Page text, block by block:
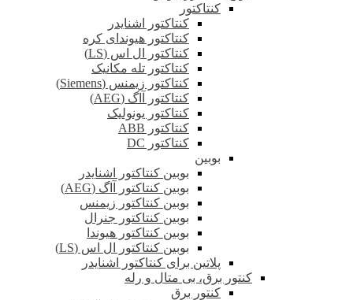
کنتاکتور
کنتاکتور اشنایدر
کنتاکتور هیوندای کره
کنتاکتور ال اس (LS)
کنتاکتور تله مکانیک
کنتاکتور زیمنس (Siemens)
کنتاکتور آاگ (AEG)
کنتاکتور یونولیک
کنتاکتور ABB
کنتاکتور DC
بوبین
بوبین کنتاکتور اشنایدر
بوبین کنتاکتور آاگ (AEG)
بوبین کنتاکتور زیمنس
بوبین کنتاکتور جنرال
بوبین کنتاکتور هیوندا
بوبین کنتاکتور ال اس (LS)
پلاتین برای کنتاکتور اشنایدر
کنتور برق، بی متال و رله
کنتور برق